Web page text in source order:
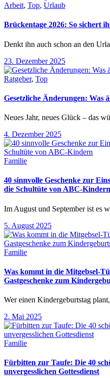
Arbeit, Top, Urlaub
Brückentage 2026: So sichert
Denkt ihn auch schon an den
23. Dezember 2025
Ratgeber, Top
Gesetzliche Änderungen: Was
Neues Jahr, neues Glück – das
4. Dezember 2025
Familie
40 sinnvolle Geschenke zur
die Schultüte von ABC-Kindern
Im August und September ist es
5. August 2025
Familie
Was kommt in die Mitgebsel-
Gastgeschenke zum
Wer einen Kindergeburtstag
2. Mai 2025
Familie
Fürbitten zur Taufe: Die 40
unvergesslichen Gottesdienst